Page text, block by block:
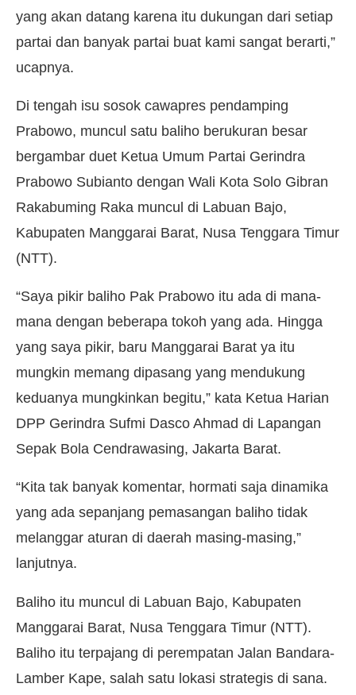
yang akan datang karena itu dukungan dari setiap
partai dan banyak partai buat kami sangat berarti,”
ucapnya.
Di tengah isu sosok cawapres pendamping
Prabowo, muncul satu baliho berukuran besar
bergambar duet Ketua Umum Partai Gerindra
Prabowo Subianto dengan Wali Kota Solo Gibran
Rakabuming Raka muncul di Labuan Bajo,
Kabupaten Manggarai Barat, Nusa Tenggara Timur
(NTT).
“Saya pikir baliho Pak Prabowo itu ada di mana-
mana dengan beberapa tokoh yang ada. Hingga
yang saya pikir, baru Manggarai Barat ya itu
mungkin memang dipasang yang mendukung
keduanya mungkinkan begitu,” kata Ketua Harian
DPP Gerindra Sufmi Dasco Ahmad di Lapangan
Sepak Bola Cendrawasing, Jakarta Barat.
“Kita tak banyak komentar, hormati saja dinamika
yang ada sepanjang pemasangan baliho tidak
melanggar aturan di daerah masing-masing,”
lanjutnya.
Baliho itu muncul di Labuan Bajo, Kabupaten
Manggarai Barat, Nusa Tenggara Timur (NTT).
Baliho itu terpajang di perempatan Jalan Bandara-
Lamber Kape, salah satu lokasi strategis di sana.